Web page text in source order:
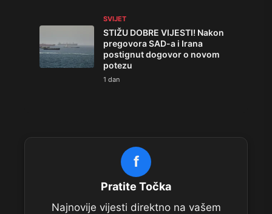
SVIJET
STIŽU DOBRE VIJESTI! Nakon
pregovora SAD-a i Irana
postignut dogovor o novom
potezu
1 dan
f
Pratite Točka
Najnovije vijesti direktno na vašem